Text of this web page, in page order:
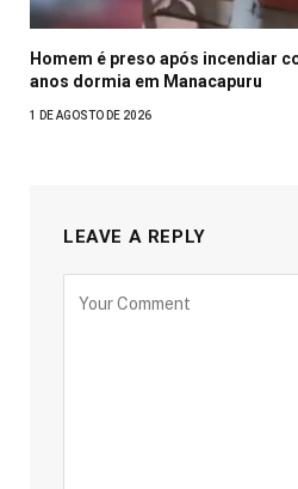
Homem é preso após incendiar
anos dormia em Manacapuru
1 DE AGOSTO DE 2026
LEAVE A REPLY